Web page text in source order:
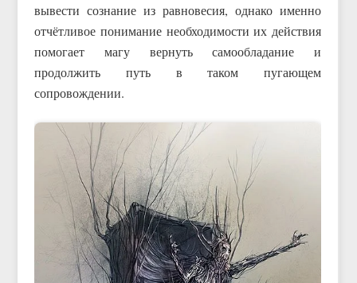
вывести сознание из равновесия, однако именно
отчётливое понимание необходимости их действия
помогает магу вернуть самообладание и
продолжить путь в таком пугающем
сопровождении.